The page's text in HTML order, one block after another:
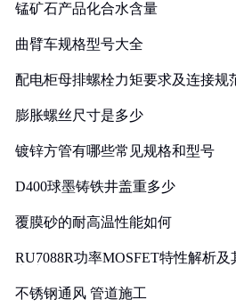
锰矿石产品化合水含量
曲臂车规格型号大全
配电柜母排螺栓力矩要求及连接规
膨胀螺丝尺寸是多少
镀锌方管有哪些常见规格和型号
D400球墨铸铁井盖重多少
覆膜砂的耐高温性能如何
RU7088R功率MOSFET特性解析
不锈钢通风 管道施工